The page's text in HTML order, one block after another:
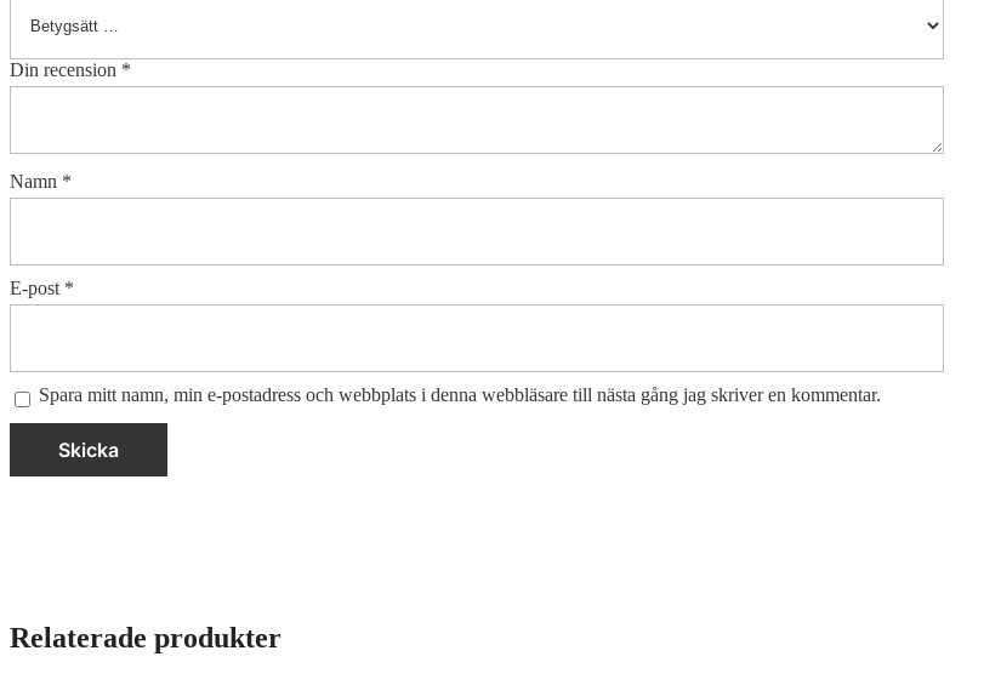
Din recension *
Namn *
E-post *
Spara mitt namn, min e-postadress och webbplats i denna webbläsare till nästa gång jag skriver en kommentar.
Relaterade produkter